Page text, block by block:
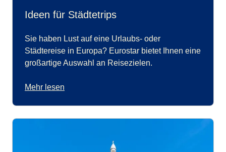
Ideen für Städtetrips
Sie haben Lust auf eine Urlaubs- oder
Städtereise in Europa? Eurostar bietet Ihnen eine
großartige Auswahl an Reisezielen.
Mehr lesen